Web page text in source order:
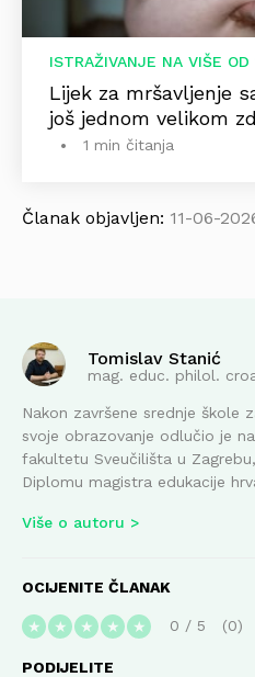
ISTRAŽIVANJE NA VIŠE
Lijek za mršavljenje
još jednom velikom
1 min čitanja
Članak objavljen: 11-06-
Tomislav Stanić
mag. educ. philol.
Nakon završene srednje škole
svoje obrazovanje odlučio je
fakultetu Sveučilišta u
Diplomu magistra edukacije
Više o autoru
OCIJENITE ČLANAK
★ ★ ★ ★ ★ 0 / 5 0
PODIJELITE